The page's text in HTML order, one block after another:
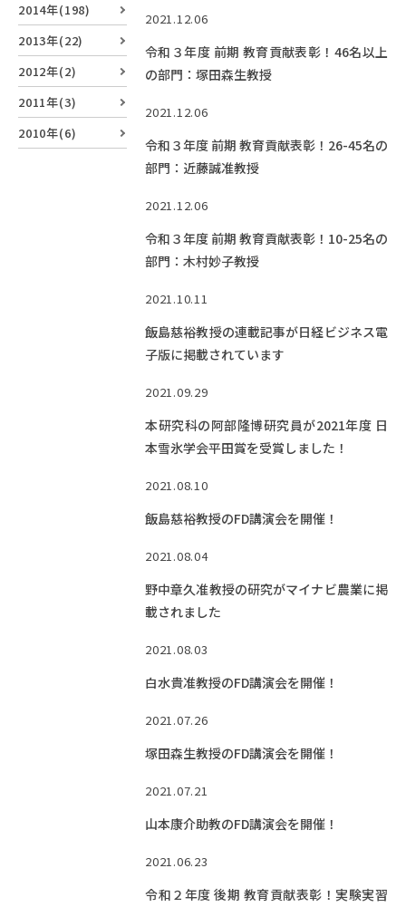
交通案内
保護者の方へ
農学
教員一覧
EVENTS
イベントカレンダー
生物資源学研究科紀要
ANPIC安否情報システム
© 2023 Mie
2014年(198)
2013年(22)
2012年(2)
2011年(3)
2010年(6)
2021.12.06
令和３年度 前期 教育貢献表彰！46名以上
の部門：塚田森生教授
2021.12.06
令和３年度 前期 教育貢献表彰！26-45名の
部門：近藤誠准教授
2021.12.06
令和３年度 前期 教育貢献表彰！10-25名の
部門：木村妙子教授
2021.10.11
飯島慈裕教授の連載記事が日経ビジネス電
子版に掲載されています
2021.09.29
本研究科の阿部隆博研究員が2021年度 日
本雪氷学会平田賞を受賞しました！
2021.08.10
飯島慈裕教授のFD講演会を開催！
2021.08.04
野中章久准教授の研究がマイナビ農業に掲
載されました
2021.08.03
白水貴准教授のFD講演会を開催！
2021.07.26
塚田森生教授のFD講演会を開催！
2021.07.21
山本康介助教のFD講演会を開催！
2021.06.23
令和２年度 後期 教育貢献表彰！実験実習